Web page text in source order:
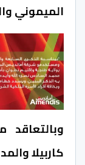
الميموني
كاربيلا